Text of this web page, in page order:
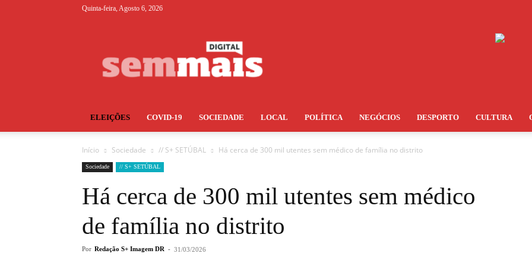
Quinta-feira, Agosto 6, 2026
ELEIÇÕES COVID-19 SOCIEDADE LOCAL POLÍTICA NEGÓCIOS DESPORTO CULTURA
Início Sociedade // S+ SETÚBAL Há cerca de 300 mil utentes sem médico de família no distrito
Sociedade // S+ SETÚBAL
Há cerca de 300 mil utentes sem médico
de família no distrito
Por Redação S+ Imagem DR - 31/03/2026